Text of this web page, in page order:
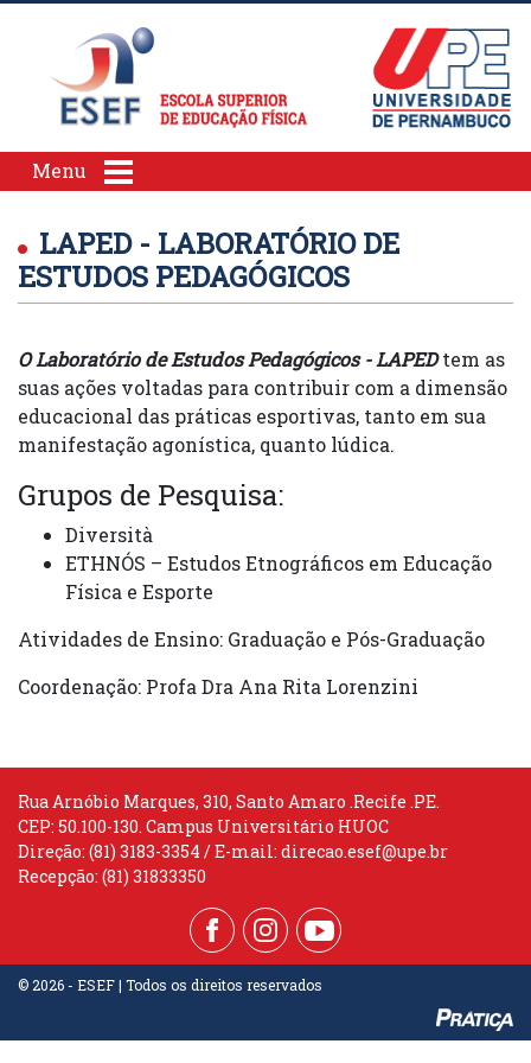
Menu
LAPED - LABORATÓRIO DE
ESTUDOS PEDAGÓGICOS
O Laboratório de Estudos Pedagógicos - LAPEDtem as
suas ações voltadas para contribuir com a dimensão
educacional das práticas esportivas, tanto em sua
manifestação agonística, quanto lúdica.
Grupos de Pesquisa:
Diversità
ETHNÓS – Estudos Etnográficos em Educação
Física e Esporte
Atividades de Ensino: Graduação e Pós-Graduação
Coordenação: Profa Dra Ana Rita Lorenzini
Rua Arnóbio Marques, 310, Santo Amaro .Recife .PE.
CEP: 50.100-130. Campus Universitário HUOC
Direção: (81) 3183-3354 / E-mail: direcao.esef@upe.br
Recepção: (81) 31833350
© 2026 - ESEF | Todos os direitos reservados